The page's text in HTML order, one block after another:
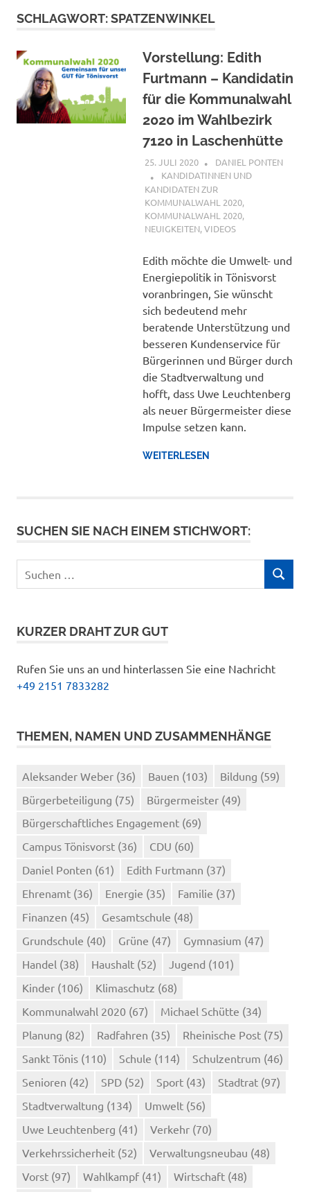
SCHLAGWORT:SPATZENWINKEL
Vorstellung: Edith
Furtmann – Kandidatin
für die Kommunalwahl
2020 im Wahlbezirk
7120 in Laschenhütte
25. JULI 2020
DANIEL PONTEN
KANDIDATINNEN UND
KANDIDATEN ZUR
KOMMUNALWAHL 2020,
KOMMUNALWAHL 2020,
NEUIGKEITEN,VIDEOS
Edith möchte die Umwelt- und
Energiepolitik in Tönisvorst
voranbringen, Sie wünscht
sich bedeutend mehr
beratende Unterstützung und
besseren Kundenservice für
Bürgerinnen und Bürger durch
die Stadtverwaltung und
hofft, dass Uwe Leuchtenberg
als neuer Bürgermeister diese
Impulse setzen kann.
WEITERLESEN
SUCHEN SIE NACH EINEM STICHWORT:
nach:
SUCHEN
KURZER DRAHT ZUR GUT
Rufen Sie uns an und hinterlassen Sie eine Nachricht
+49 2151 7833282
THEMEN, NAMEN UND ZUSAMMENHÄNGE
Aleksander Weber (36) Bauen (103) Bildung (59)
Bürgerbeteiligung (75) Bürgermeister (49)
Bürgerschaftliches Engagement (69)
Campus Tönisvorst (36) CDU (60)
Daniel Ponten (61) Edith Furtmann (37)
Ehrenamt (36) Energie (35) Familie (37)
Finanzen (45) Gesamtschule (48)
Grundschule (40) Grüne (47) Gymnasium (47)
Handel (38) Haushalt (52) Jugend (101)
Kinder (106) Klimaschutz (68)
Kommunalwahl 2020 (67) Michael Schütte (34)
Planung (82) Radfahren (35) Rheinische Post (75)
Sankt Tönis (110) Schule (114) Schulzentrum (46)
Senioren (42) SPD (52) Sport (43) Stadtrat (97)
Stadtverwaltung (134) Umwelt (56)
Uwe Leuchtenberg (41) Verkehr (70)
Verkehrssicherheit (52) Verwaltungsneubau (48)
Vorst (97) Wahlkampf (41) Wirtschaft (48)